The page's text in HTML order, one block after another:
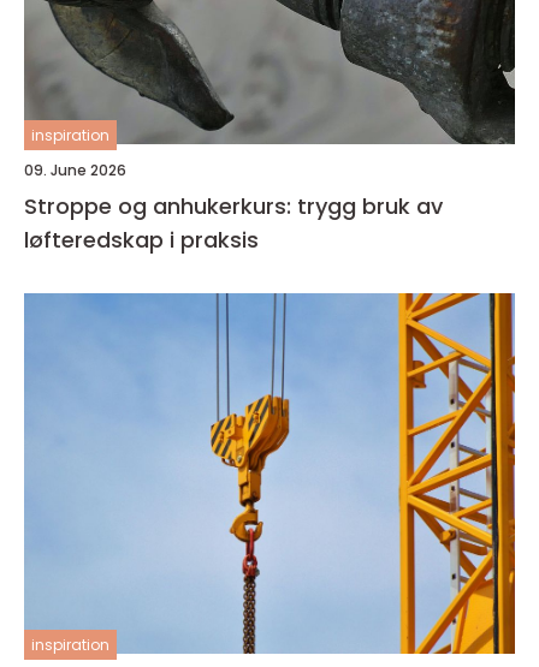
inspiration
09. June 2026
Stroppe og anhukerkurs: trygg bruk av
løfteredskap i praksis
inspiration